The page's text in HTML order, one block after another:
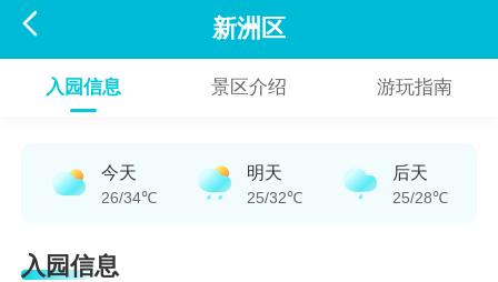
 新洲区
入园信息 景区介绍 游玩指南
今天
26/34℃
明天
25/32℃
后天
25/28℃
入园信息